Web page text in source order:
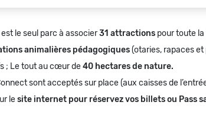
le seul parc à associer31 attractions pour toute
animalières pédagogiques(otaries, rapaces
; Le tout au cœur de40 hectares de nature.
sont acceptés sur place (aux caisses de
lesite internet pour réservez vos billets ou Pass